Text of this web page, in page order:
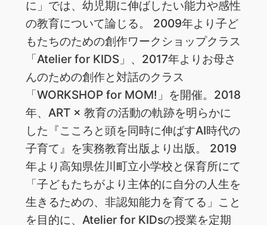
に」では、幼児期に伸ばしたい能力や感性
の教育について論じる。 2009年より子ど
もたちのための創作ワークショップクラス
「Atelier for KIDS」、2017年よりお母さ
んのための創作と対話のクラス
「WORKSHOP for MOM!」を開催。2018
年、ART × 教育の活動の軌跡を明らかに
した『こころと頭を同時に伸ばすAI時代の
子育て』を実務教育出版より出版。 2019
年より高知県佐川町立小学校と保育所にて
「子どもたちがより主体的に自分の人生を
生きるための、非認知能力を育てる」こと
を目的に、Atelier for KIDsの授業を定期